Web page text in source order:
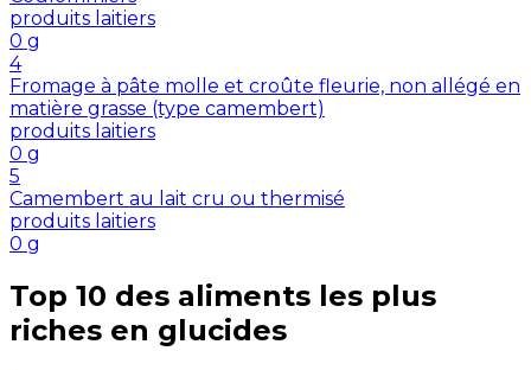
produits laitiers
0 g
4
Fromage à pâte molle et croûte fleurie, non allégé en
matière grasse (type camembert)
produits laitiers
0 g
5
Camembert au lait cru ou thermisé
produits laitiers
0 g
Top 10 des aliments les plus
riches en glucides